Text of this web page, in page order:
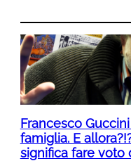
Francesco
famiglia. E
significa fare voto